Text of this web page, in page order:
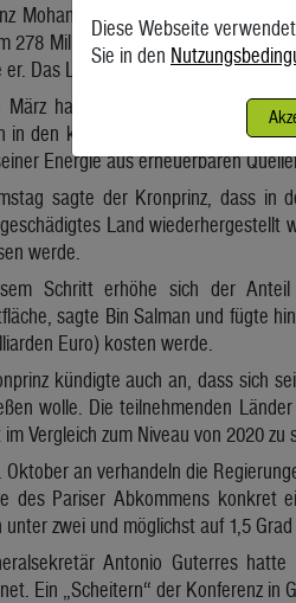
Mohammed kündigte am
278 Millionen Tonnen jährlich
Das Land gehört zu den größten
März hatte der Kronprinz einen
in den kommenden Jahrzehnten
Energie aus erneuerbaren
sagte der Kronprinz, dass in
Land wiederhergestellt
werde.
Schritt erhöhe sich der
sagte Bin Salman und fügte
Euro) kosten werde.
kündigte auch an, dass sich
wolle. Die teilnehmenden
im Vergleich zum Niveau von 2020
Oktober an verhandeln die
des Pariser Abkommens konkret
unter zwei und möglichst auf 1,5
Antonio Guterres
Ein „Scheitern“ der Konferenz in
Diese Webseite
Sie in den